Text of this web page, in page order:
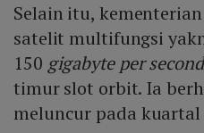
Selain itu,
satelit multifungsi
150 gigabyte per second
timur slot orbit. Ia
meluncur pada kuartal